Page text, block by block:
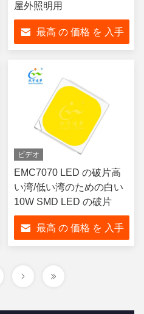
屋外照明用
最高 の 価格 を 入手
ビデオ
EMC7070 LED の破片高
い湾/低い湾のための白い
10W SMD LED の破片
最高 の 価格 を 入手